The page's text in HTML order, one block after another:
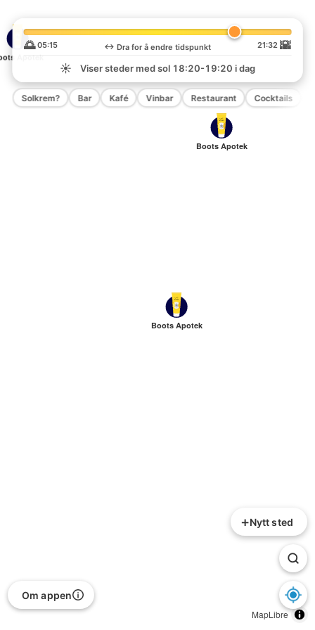
Boots Apotek
Boots Apotek
Apotek
MapLibre
+Nytt sted
🌅 05:15 ↔️ Dra for å endre tidspunkt 21:32 🌇
☀️
Viser steder med sol 18:20-19:20 i dag
Solkrem? Bar Kafé Vinbar Restaurant Cocktails
Om appen